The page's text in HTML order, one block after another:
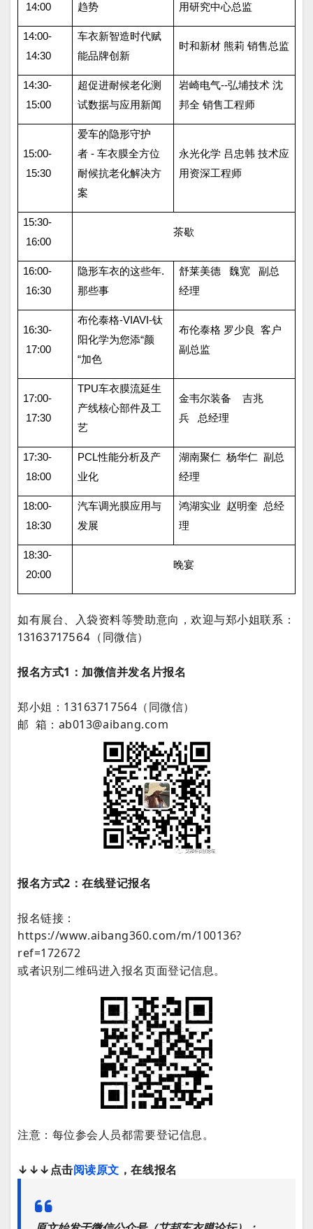
14:00
趋势
用研究中心总监
14:00-
14:30
车衣新智造时代赋
能品牌创新
时和新材 熊莉 销售总监
14:30-
15:00
超促进耐候老化测
试数据与应用新闻
岩崎电气--弘埔技术 沈
邦全 销售工程师
15:00-
15:30
爱车的隐形守护
者 -车衣膜全方位
耐候抗老化解决方
案
永光化学 吕忠韩 技术应
用资深工程师
15:30-
16:00
茶歇
16:00-
16:30
隐形车衣的这些年.
那些事
舒莱美德 魏宽
副总
经理
16:30-
17:00
布伦泰格-VIAVI-钛
阳化学为您添“颜
“加色
布伦泰格 罗少良
客户
副总监
17:00-
17:30
TPU车衣膜流延生
产线核心部件及工
艺
金韦尔装备
吉兆
兵
总经理
17:30-
18:00
PCL性能分析及产
业化
湖南聚仁 杨华仁 副总
经理
18:00-
18:30
汽车调光膜应用与
发展
鸿湖实业 赵明奎
总经
理
18:30-
20:00
晚宴
如有展台、入袋资料等赞助意向，欢迎与郑小姐联系：
13163717564（同微信）
报名方式1：加微信并发名片报名
郑小姐：13163717564（同微信）
邮 箱：ab013@aibang.com
报名方式2：在线登记报名
报名链接：
https://www.aibang360.com/m/100136?
ref=172672
或者识别二维码进入报名页面登记信息。
注意：每位参会人员都需要登记信息。
↓↓↓点击阅读原文 ，在线报名